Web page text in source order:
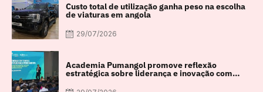
Custo total de utilização ganha peso na escolha
de viaturas em angola
29/07/2026
Academia Pumangol promove reflexão
estratégica sobre liderança e inovação com
especialista internacional Nadim Habib